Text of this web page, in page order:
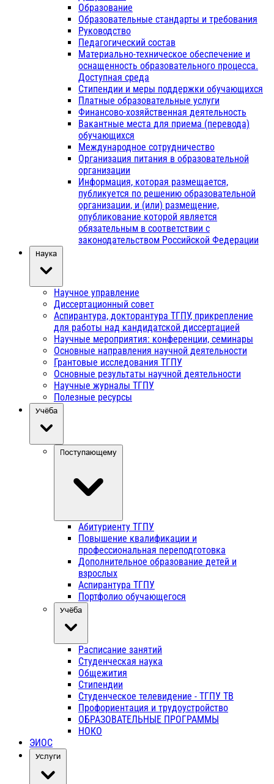
Образование
Образовательные стандарты и требования
Руководство
Педагогический состав
Материально-техническое обеспечение и
оснащенность образовательного процесса.
Доступная среда
Стипендии и меры поддержки обучающихся
Платные образовательные услуги
Финансово-хозяйственная деятельность
Вакантные места для приема (перевода)
обучающихся
Международное сотрудничество
Организация питания в образовательной
организации
Информация, которая размещается,
публикуется по решению образовательной
организации, и (или) размещение,
опубликование которой является
обязательным в соответствии с
законодательством Российской Федерации
Наука
Научное управление
Диссертационный совет
Аспирантура, докторантура ТГПУ, прикрепление
для работы над кандидатской диссертацией
Научные мероприятия: конференции, семинары
Основные направления научной деятельности
Грантовые исследования ТГПУ
Основные результаты научной деятельности
Научные журналы ТГПУ
Полезные ресурсы
Учёба
Поступающему
Абитуриенту ТГПУ
Повышение квалификации и
профессиональная переподготовка
Дополнительное образование детей и
взрослых
Аспирантура ТГПУ
Портфолио обучающегося
Учёба
Расписание занятий
Студенческая наука
Общежития
Стипендии
Студенческое телевидение - ТГПУ ТВ
Профориентация и трудоустройство
ОБРАЗОВАТЕЛЬНЫЕ ПРОГРАММЫ
НОКО
ЭИОС
Услуги